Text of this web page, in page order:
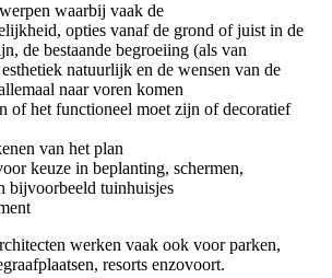
waarbij vaak de
opties vanaf de grond of juist in de
de bestaande begroeiing (als van
natuurlijk en de wensen van de
naar voren komen
of het functioneel moet zijn of decoratief
van het plan
keuze in beplanting, schermen,
bijvoorbeeld tuinhuisjes
werken vaak ook voor parken,
resorts enzovoort.